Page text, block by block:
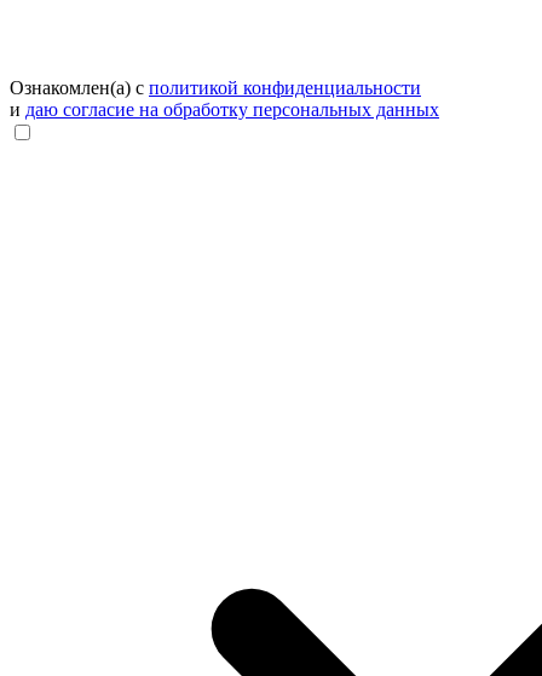
Ознакомлен(а) с политикой конфиденциальности
и даю согласие на обработку персональных данных